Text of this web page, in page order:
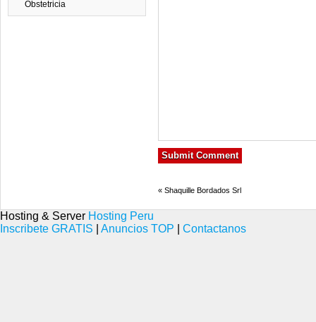
«Shaquille Bordados Srl
Obstetricia
Hosting & Server Hosting Peru
Inscribete GRATIS
Anuncios TOP Contactanos